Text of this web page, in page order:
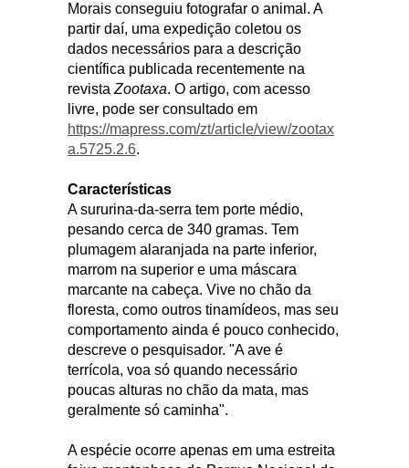
Morais conseguiu fotografar o animal. A
partir daí, uma expedição coletou os
dados necessários para a descrição
científica publicada recentemente na
revistaZootaxa. O artigo, com acesso
livre, pode ser consultado em
https://mapress.com/zt/article/view/zootax
a.5725.2.6.
Características
A sururina-da-serra tem porte médio,
pesando cerca de 340 gramas. Tem
plumagem alaranjada na parte inferior,
marrom na superior e uma máscara
marcante na cabeça. Vive no chão da
floresta, como outros tinamídeos, mas seu
comportamento ainda é pouco conhecido,
descreve o pesquisador. "A ave é
terrícola, voa só quando necessário
poucas alturas no chão da mata, mas
geralmente só caminha".
A espécie ocorre apenas em uma estreita